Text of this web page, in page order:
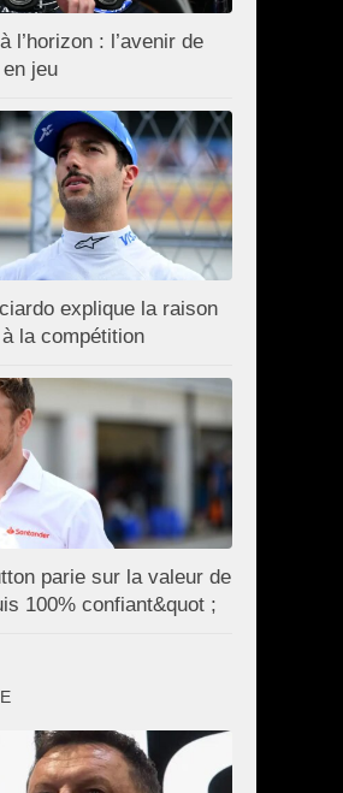
l’horizon : l’avenir de
jeu
explique la raison
la compétition
parie sur la valeur de
100% confiant&quot ;